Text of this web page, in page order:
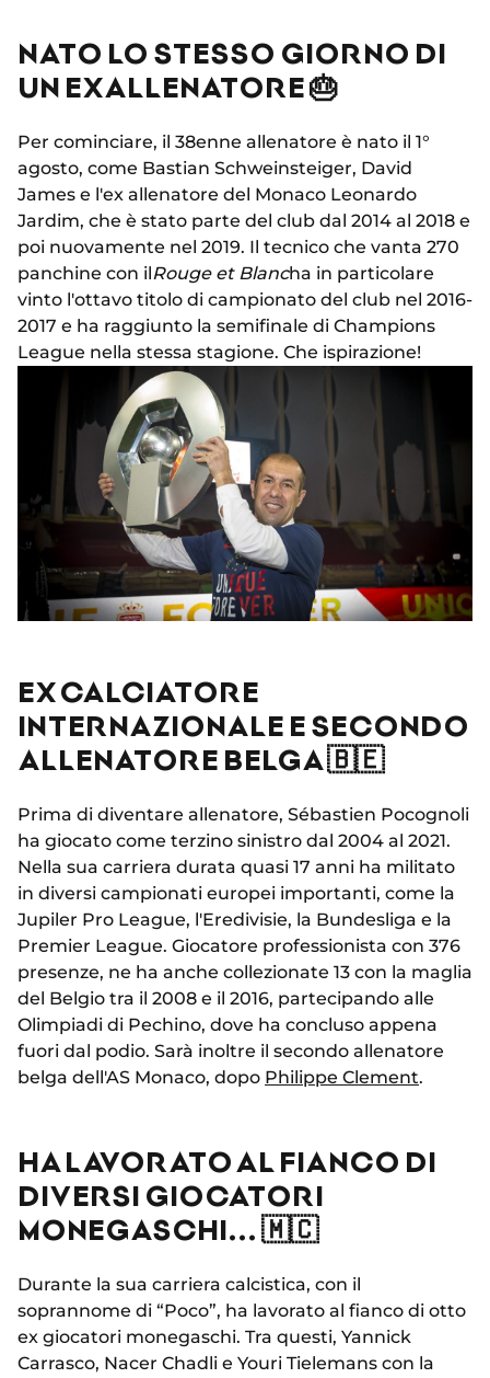
NATO LO STESSO GIORNO DI
UN EX ALLENATORE 🎂
Per cominciare, il 38enne allenatore è nato il 1°
agosto, come Bastian Schweinsteiger, David
James e l'ex allenatore del Monaco Leonardo
Jardim, che è stato parte del club dal 2014 al 2018 e
poi nuovamente nel 2019. Il tecnico che vanta 270
panchine con ilRouge et Blancha in particolare
vinto l'ottavo titolo di campionato del club nel 2016-
2017 e ha raggiunto la semifinale di Champions
League nella stessa stagione. Che ispirazione!
EX CALCIATORE
INTERNAZIONALE E SECONDO
ALLENATORE BELGA 🇧🇪
Prima di diventare allenatore, Sébastien Pocognoli
ha giocato come terzino sinistro dal 2004 al 2021.
Nella sua carriera durata quasi 17 anni ha militato
in diversi campionati europei importanti, come la
Jupiler Pro League, l'Eredivisie, la Bundesliga e la
Premier League. Giocatore professionista con 376
presenze, ne ha anche collezionate 13 con la maglia
del Belgio tra il 2008 e il 2016, partecipando alle
Olimpiadi di Pechino, dove ha concluso appena
fuori dal podio. Sarà inoltre il secondo allenatore
belga dell'AS Monaco, dopo Philippe Clement.
HA LAVORATO AL FIANCO DI
DIVERSI GIOCATORI
MONEGASCHI... 🇲🇨
Durante la sua carriera calcistica, con il
soprannome di “Poco”, ha lavorato al fianco di otto
ex giocatori monegaschi. Tra questi, Yannick
Carrasco, Nacer Chadli e Youri Tielemans con la